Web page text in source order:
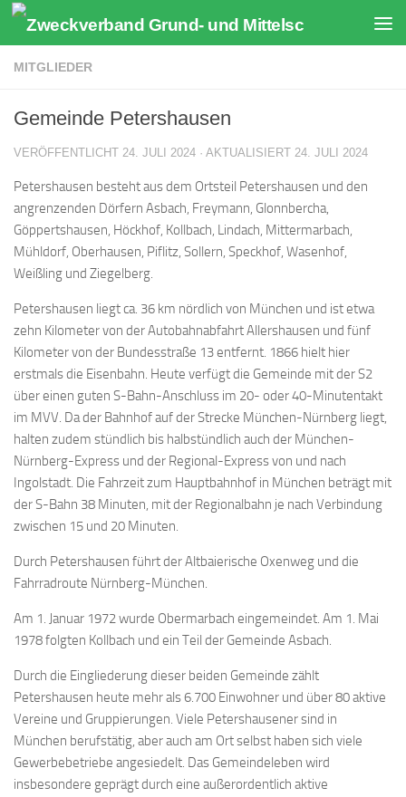
Zum Inhalt springen
MITGLIEDER
Gemeinde Petershausen
VERÖFFENTLICHT 24. JULI 2024 · AKTUALISIERT 24. JULI 2024
Petershausen besteht aus dem Ortsteil Petershausen und den
angrenzenden Dörfern Asbach, Freymann, Glonnbercha,
Göppertshausen, Höckhof, Kollbach, Lindach, Mittermarbach,
Mühldorf, Oberhausen, Piflitz, Sollern, Speckhof, Wasenhof,
Weißling und Ziegelberg.
Petershausen liegt ca. 36 km nördlich von München und ist etwa
zehn Kilometer von der Autobahnabfahrt Allershausen und fünf
Kilometer von der Bundesstraße 13 entfernt. 1866 hielt hier
erstmals die Eisenbahn. Heute verfügt die Gemeinde mit der S2
über einen guten S-Bahn-Anschluss im 20- oder 40-Minutentakt
im MVV. Da der Bahnhof auf der Strecke München-Nürnberg liegt,
halten zudem stündlich bis halbstündlich auch der München-
Nürnberg-Express und der Regional-Express von und nach
Ingolstadt. Die Fahrzeit zum Hauptbahnhof in München beträgt mit
der S-Bahn 38 Minuten, mit der Regionalbahn je nach Verbindung
zwischen 15 und 20 Minuten.
Durch Petershausen führt der Altbaierische Oxenweg und die
Fahrradroute Nürnberg-München.
Am 1. Januar 1972 wurde Obermarbach eingemeindet. Am 1. Mai
1978 folgten Kollbach und ein Teil der Gemeinde Asbach.
Durch die Eingliederung dieser beiden Gemeinde zählt
Petershausen heute mehr als 6.700 Einwohner und über 80 aktive
Vereine und Gruppierungen. Viele Petershausener sind in
München berufstätig, aber auch am Ort selbst haben sich viele
Gewerbebetriebe angesiedelt. Das Gemeindeleben wird
insbesondere geprägt durch eine außerordentlich aktive